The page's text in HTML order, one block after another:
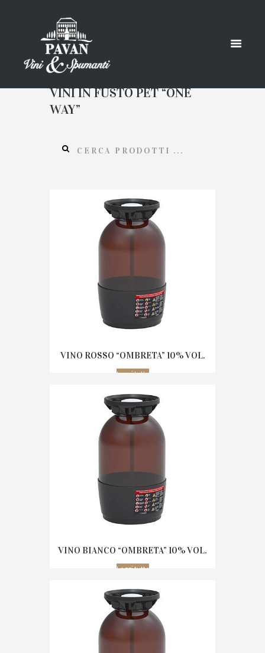
VINI IN FUSTO PET “ONE
WAY”
VINO ROSSO “OMBRETA” 10% VOL.
Leggi tutto
VINO BIANCO “OMBRETA” 10% VOL.
Leggi tutto